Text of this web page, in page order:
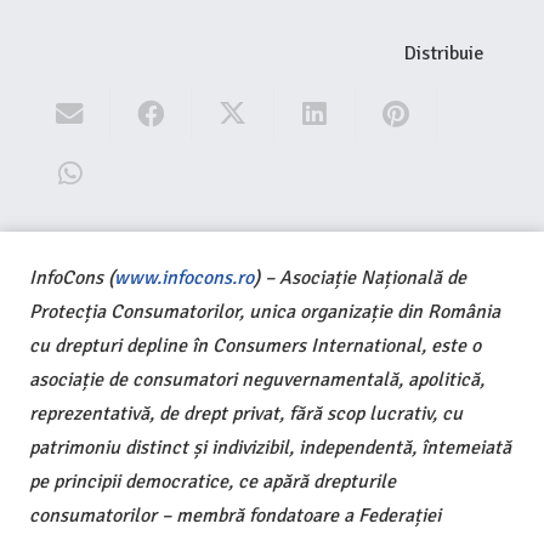
Distribuie
InfoCons (www.infocons.ro) – Asociație Națională de
Protecția Consumatorilor, unica organizație din România
cu drepturi depline în Consumers International, este o
asociație de consumatori neguvernamentală, apolitică,
reprezentativă, de drept privat, fără scop lucrativ, cu
patrimoniu distinct și indivizibil, independentă, întemeiată
pe principii democratice, ce apără drepturile
consumatorilor – membră fondatoare a Federației